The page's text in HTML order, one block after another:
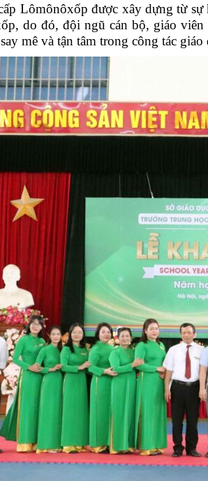
Lômônôxốp được xây dựng từ
do đó, đội ngũ cán bộ, giáo
mê và tận tâm trong công tác giáo